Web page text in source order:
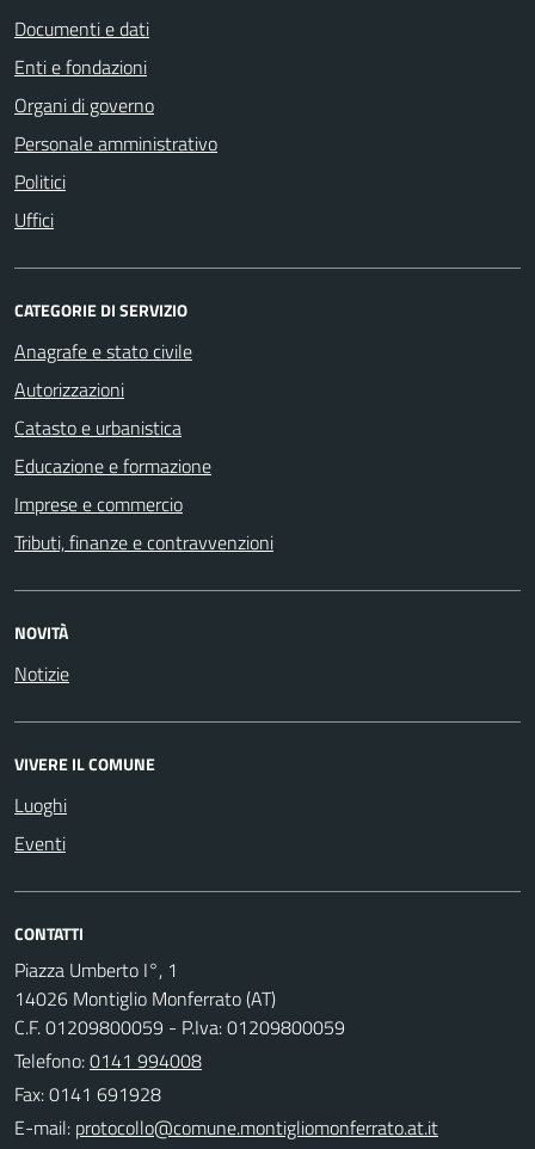
Documenti e dati
Enti e fondazioni
Organi di governo
Personale amministrativo
Politici
Uffici
CATEGORIE DI SERVIZIO
Anagrafe e stato civile
Autorizzazioni
Catasto e urbanistica
Educazione e formazione
Imprese e commercio
Tributi, finanze e contravvenzioni
NOVITÀ
Notizie
VIVERE IL COMUNE
Luoghi
Eventi
CONTATTI
Piazza Umberto I°, 1
14026 Montiglio Monferrato (AT)
C.F. 01209800059 - P.Iva: 01209800059
Telefono:0141 994008
Fax: 0141 691928
E-mail: